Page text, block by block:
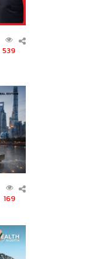
539
169